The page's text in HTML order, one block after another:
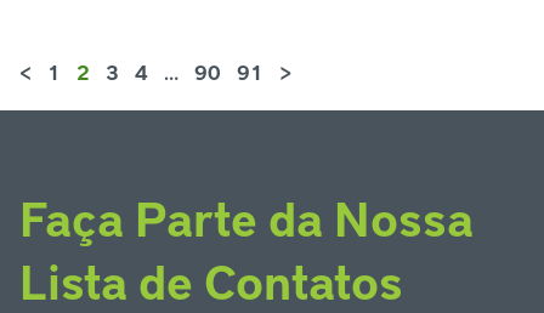
< 1 2 3 4 … 90 91 >
Faça Parte da Nossa
Lista de Contatos